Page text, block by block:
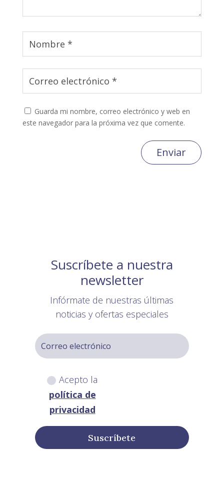
Guarda mi nombre, correo electrónico y web en
este navegador para la próxima vez que comente.
Enviar
Suscríbete a nuestra
newsletter
Infórmate de nuestras últimas
noticias y ofertas especiales
Acepto la
política de
privacidad
Suscríbete